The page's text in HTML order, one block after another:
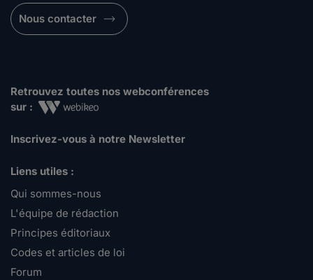
Nous contacter
Retrouvez toutes nos webconférences
sur :
Inscrivez-vous à notre Newsletter
Liens utiles :
Qui sommes-nous
L'équipe de rédaction
Principes éditoriaux
Codes et articles de loi
Forum